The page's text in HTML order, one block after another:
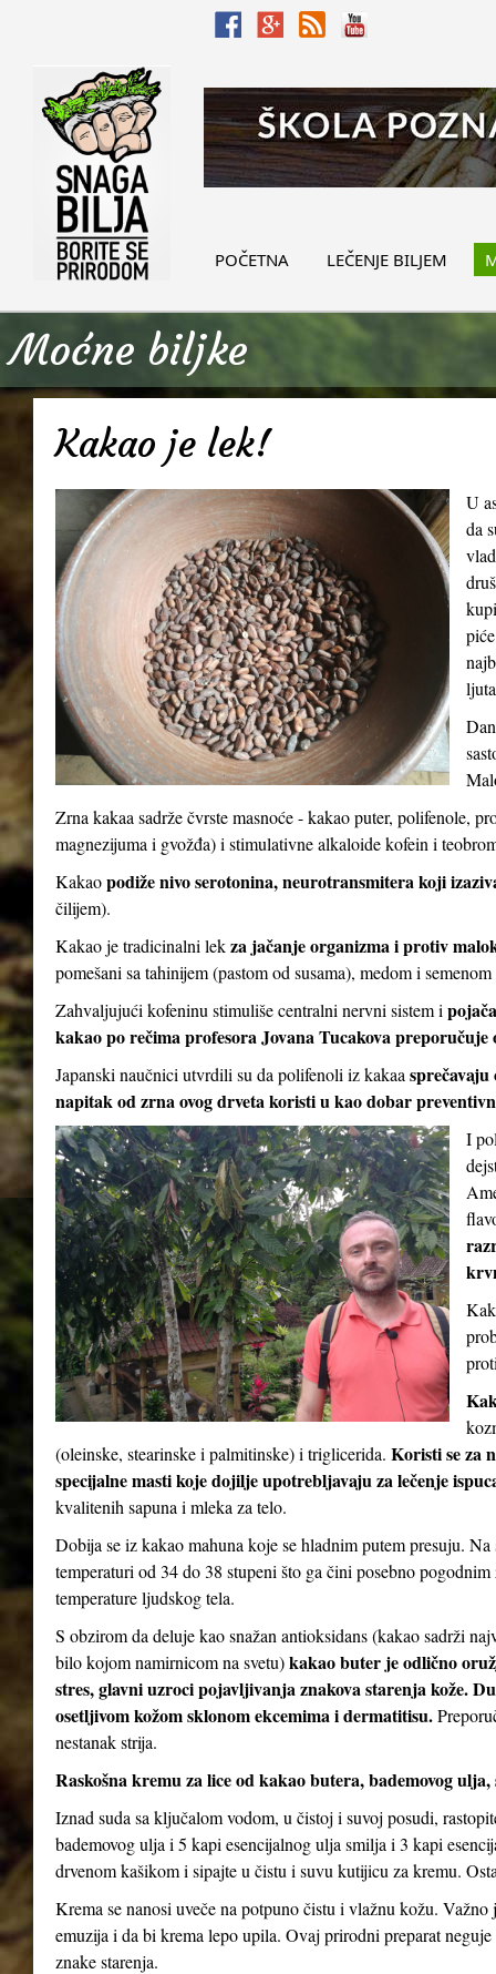
POČETNA LEČENJE BILJEM
Moćne biljke
Kakao je lek!
U
da
Zrna kakaa sadrže čvrste masnoće - kakao puter, polifenole,
magnezijuma i gvožđa) i stimulativne alkaloide kofein i
Kakaopodiže nivo serotonina, neurotransmitera koji
čilijem).
Kakao je tradicinalni lekza jačanje organizma i protiv
pomešani sa tahinijem (pastom od susama), medom i
Zahvaljujući kofeninu stimuliše centralni nervni sistem i
kakao po rečima profesora Jovana Tucakova preporučuje
Japanski naučnici utvrdili su da polifenoli iz kakaa
napitak od zrna ovog drveta koristi u kao dobar
I
(oleinske, stearinske i palmitinske) i triglicerida. Koristi se za
specijalne masti koje dojilje upotrebljavaju za lečenje
kvalitenih sapuna i mleka za telo.
Dobija se iz kakao mahuna koje se hladnim putem presuju.
temperaturi od 34 do 38 stupeni što ga čini posebno
temperature ljudskog tela.
S obzirom da deluje kao snažan antioksidans (kakao sadrži
bilo kojom namirnicom na svetu)kakao buter je odlično
stres, glavni uzroci pojavljivanja znakova starenja kože.
osetljivom kožom sklonom ekcemima i dermatitisu.
nestanak strija.
Raskošna kremu za lice od kakao butera, bademovog
Iznad suda sa ključalom vodom, u čistoj i suvoj posudi,
bademovog ulja i 5 kapi esencijalnog ulja smilja i 3 kapi
drvenom kašikom i sipajte u čistu i suvu kutijicu za kremu.
Krema se nanosi uveče na potpuno čistu i vlažnu kožu.
emuzija i da bi krema lepo upila. Ovaj prirodni preparat
znake starenja.